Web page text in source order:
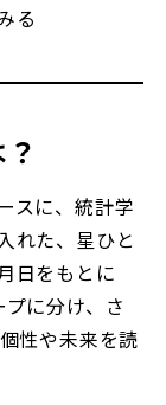
る
スに、統計学
れた、星ひと
日をもとに
に分け、さ
性や未来を読